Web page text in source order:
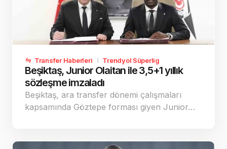
Transfer Haberleri Trendyol Süperlig
Beşiktaş, Junior Olaitan ile 3,5+1 yıllık
sözleşme imzaladı
Beşiktaş, ara transfer dönemi çalışmaları
kapsamında Göztepe forması giyen Junior…